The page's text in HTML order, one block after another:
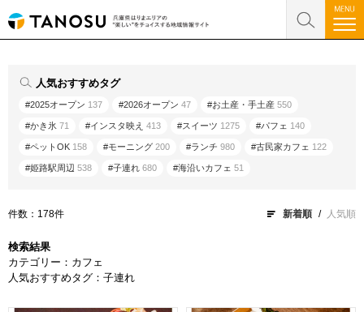
人気おすすめタグ
#2025オープン 137 #2026オープン47 #お土産・手土産550
#かき氷71 #インスタ映え413 #スイーツ 1275 #パフェ 140
#ペットOK 158 #モーニング200 #ランチ980 #古民家カフェ 122
#姫路駅周辺538 #子連れ680 #海沿いカフェ51
件数：178件 新着順 人気順
検索結果
カテゴリー：カフェ
人気おすすめタグ：子連れ